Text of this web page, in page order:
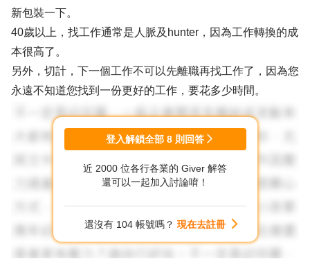
新包裝一下。
40歲以上，找工作通常是人脈及hunter，因為工作轉換的成
本很高了。
另外，切計，下一個工作不可以先離職再找工作了，因為您
永遠不知道您找到一份更好的工作，要花多少時間。
登入解鎖全部 8 則回答
近 2000 位各行各業的 Giver 解答
還可以一起加入討論唷！
還沒有 104 帳號嗎？ 現在去註冊